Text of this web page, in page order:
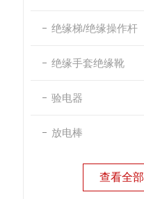
绝缘梯/绝缘操作杆
绝缘手套绝缘靴
验电器
放电棒
查看全部